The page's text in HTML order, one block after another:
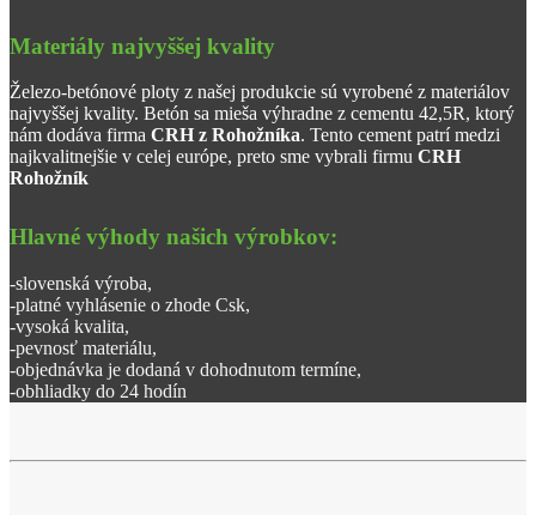
Materiály najvyššej kvality
Železo-betónové ploty z našej produkcie sú vyrobené z materiálov
najvyššej kvality. Betón sa mieša výhradne z cementu 42,5R, ktorý
nám dodáva firma CRH z Rohožníka. Tento cement patrí medzi
najkvalitnejšie v celej európe, preto sme vybrali firmu CRH
Rohožník
Hlavné výhody našich výrobkov:
-slovenská výroba,
-platné vyhlásenie o zhode Csk,
-vysoká kvalita,
-pevnosť materiálu,
-objednávka je dodaná v dohodnutom termíne,
-obhliadky do 24 hodín